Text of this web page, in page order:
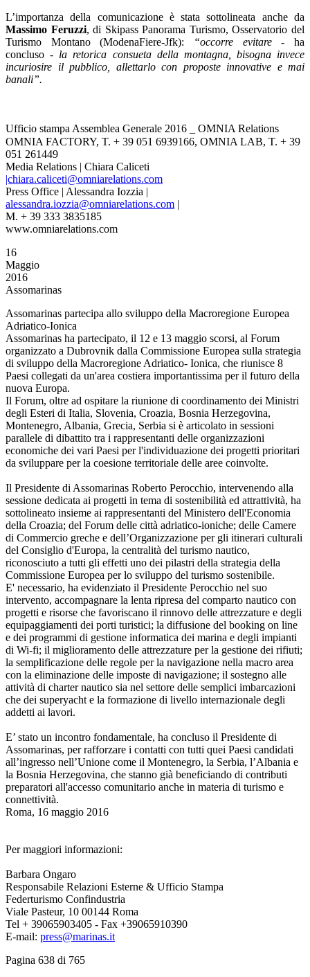
L’importanza della comunicazione è stata sottolineata anche da
Massimo Feruzzi, di Skipass Panorama Turismo, Osservatorio del
Turismo Montano (ModenaFiere-Jfk):
“occorre evitare- ha
concluso - la retorica consueta della montagna, bisogna invece
incuriosire il pubblico, allettarlo con proposte innovative e mai
banali”.
Ufficio stampa Assemblea Generale 2016 _ OMNIA Relations
OMNIA FACTORY, T. + 39 051 6939166, OMNIA LAB, T. + 39
051 261449
Media Relations | Chiara Caliceti
|chiara.caliceti@omniarelations.com
Press Office | Alessandra Iozzia |
alessandra.iozzia@omniarelations.com |
M. + 39 333 3835185
www.omniarelations.com
16
Maggio
2016
Assomarinas
Assomarinas partecipa allo sviluppo della Macroregione Europea
Adriatico-Ionica
Assomarinas ha partecipato, il 12 e 13 maggio scorsi, al Forum
organizzato a Dubrovnik dalla Commissione Europea sulla strategia
di sviluppo della Macroregione Adriatico- Ionica, che riunisce 8
Paesi collegati da un'area costiera importantissima per il futuro della
nuova Europa.
Il Forum, oltre ad ospitare la riunione di coordinamento dei Ministri
degli Esteri di Italia, Slovenia, Croazia, Bosnia Herzegovina,
Montenegro, Albania, Grecia, Serbia si è articolato in sessioni
parallele di dibattito tra i rappresentanti delle organizzazioni
economiche dei vari Paesi per l'individuazione dei progetti prioritari
da sviluppare per la coesione territoriale delle aree coinvolte.
Il Presidente di Assomarinas Roberto Perocchio, intervenendo alla
sessione dedicata ai progetti in tema di sostenibilità ed attrattività, ha
sottolineato insieme ai rappresentanti del Ministero dell'Economia
della Croazia; del Forum delle città adriatico-ioniche; delle Camere
di Commercio greche e dell’Organizzazione per gli itinerari culturali
del Consiglio d'Europa, la centralità del turismo nautico,
riconosciuto a tutti gli effetti uno dei pilastri della strategia della
Commissione Europea per lo sviluppo del turismo sostenibile.
E' necessario, ha evidenziato il Presidente Perocchio nel suo
intervento, accompagnare la lenta ripresa del comparto nautico con
progetti e risorse che favoriscano il rinnovo delle attrezzature e degli
equipaggiamenti dei porti turistici; la diffusione del booking on line
e dei programmi di gestione informatica dei marina e degli impianti
di Wi-fi; il miglioramento delle attrezzature per la gestione dei rifiuti;
la semplificazione delle regole per la navigazione nella macro area
con la eliminazione delle imposte di navigazione; il sostegno alle
attività di charter nautico sia nel settore delle semplici imbarcazioni
che dei superyacht e la formazione di livello internazionale degli
addetti ai lavori.
E’ stato un incontro fondamentale, ha concluso il Presidente di
Assomarinas, per rafforzare i contatti con tutti quei Paesi candidati
all’ingresso nell’Unione come il Montenegro, la Serbia, l’Albania e
la Bosnia Herzegovina, che stanno già beneficiando di contributi
preparatori all'accesso comunitario anche in materia di turismo e
connettività.
Roma, 16 maggio 2016
Per maggiori informazioni:
Barbara Ongaro
Responsabile Relazioni Esterne & Ufficio Stampa
Federturismo Confindustria
Viale Pasteur, 10 00144 Roma
Tel + 39065903405 - Fax +39065910390
E-mail: press@marinas.it
Pagina 638 di 765